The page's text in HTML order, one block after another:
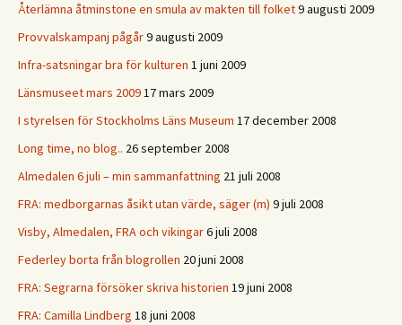
Återlämna åtminstone en smula av makten till folket9 augusti 2009
Provvalskampanj pågår9 augusti 2009
Infra-satsningar bra för kulturen 1 juni 2009
Länsmuseet mars 200917 mars 2009
I styrelsen för Stockholms Läns Museum 17 december 2008
Long time, no blog.. 26 september 2008
Almedalen 6 juli – min sammanfattning 21 juli 2008
FRA: medborgarnas åsikt utan värde, säger (m) 9 juli 2008
Visby, Almedalen, FRA och vikingar6 juli 2008
Federley borta från blogrollen 20 juni 2008
FRA: Segrarna försöker skriva historien 19 juni 2008
FRA: Camilla Lindberg 18 juni 2008